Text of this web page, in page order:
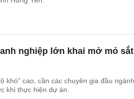
nghiệp lớn khai mở mỏ sắt
khó” cao, cần các chuyên gia đầu ngành
khi thực hiện dự án.